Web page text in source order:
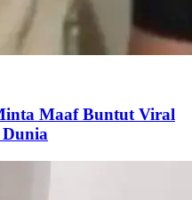
Maaf Buntut Viral